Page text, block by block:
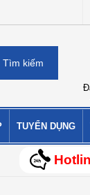
TUYỂN DỤNG